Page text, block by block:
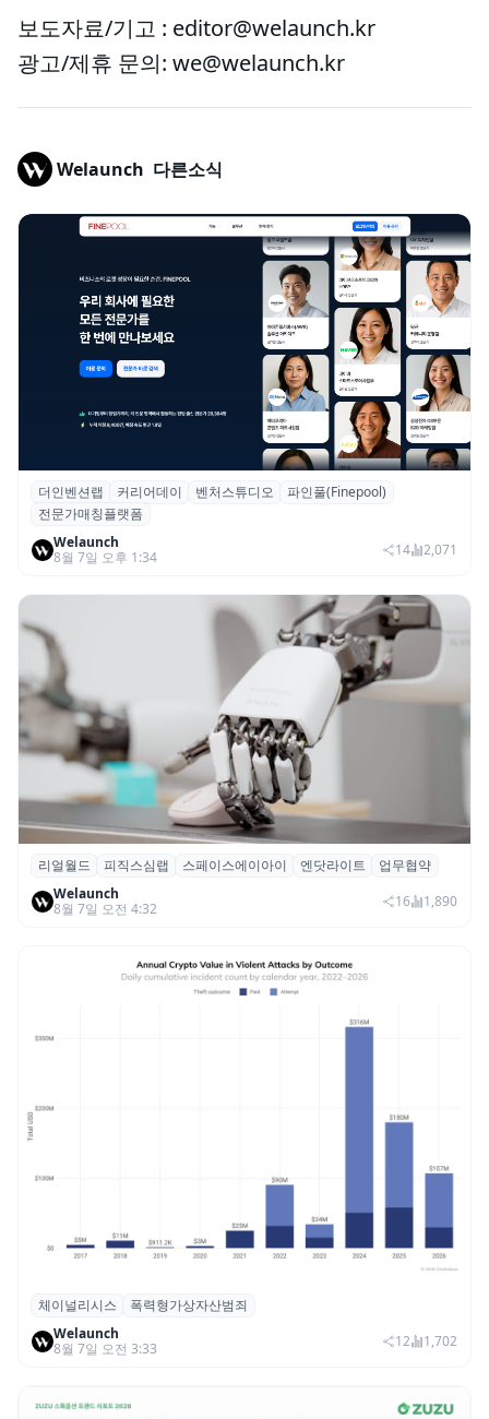
보도자료/기고 : editor@welaunch.kr
광고/제휴 문의: we@welaunch.kr
Welaunch 다른소식
더인벤션랩·커리어데이, 스타트업 전문가 매
칭 플랫폼 ‘파인풀’ 출시
더인벤션랩 커리어데이 벤처스튜디오
파인풀(Finepool)
전문가매칭플랫폼
Welaunch
8월 7일 오후 1:34
14 2,071
리얼월드, 로봇테크 스타트업 3곳과 손잡고
휴머노이드 표준 만든다
리얼월드 피직스심랩 스페이스에이아이 엔닷라이트
업무협약
Welaunch
8월 7일 오전 4:32
16 1,890
체이널리시스 “가상자산 보유자 대상 폭력
범죄 증가…상반기 탈취액 3000만 달러 돌파
체이널리시스
폭력형가상자산범죄
Welaunch
8월 7일 오전 3:33
12 1,702